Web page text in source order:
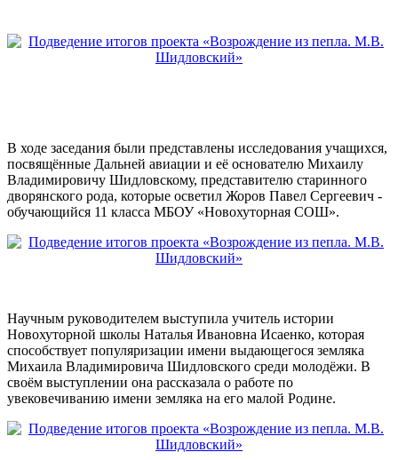
В ходе заседания были представлены исследования учащихся,
посвящённые Дальней авиации и её основателю Михаилу
Владимировичу Шидловскому, представителю старинного
дворянского рода, которые осветил Жоров Павел Сергеевич -
обучающийся 11 класса МБОУ «Новохуторная СОШ».
Научным руководителем выступила учитель истории
Новохуторной школы Наталья Ивановна Исаенко, которая
способствует популяризации имени выдающегося земляка
Михаила Владимировича Шидловского среди молодёжи. В
своём выступлении она рассказала о работе по
увековечиванию имени земляка на его малой Родине.